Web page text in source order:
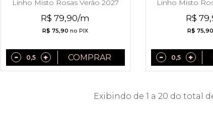
Linho Misto Rosas Verão 2027
R$ 79,90/m
R$ 75,90 no PIX
COMPRAR
Linho Misto
R$
R$ 75,90
Exibindo de 1 a 20 do total